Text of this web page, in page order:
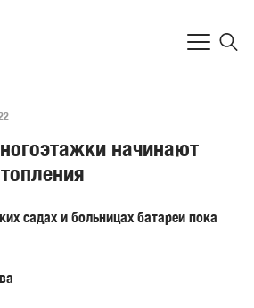
начинают
садах и больницах батареи пока